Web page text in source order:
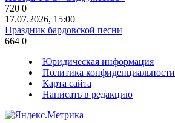
720 0
17.07.2026, 15:00
Праздник бардовской песни
664 0
Юридическая информация
Политика конфиденциальности
Карта сайта
Написать в редакцию